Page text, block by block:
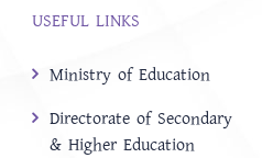
USEFUL LINKS
Ministry of Education
Directorate of Secondary
& Higher Education